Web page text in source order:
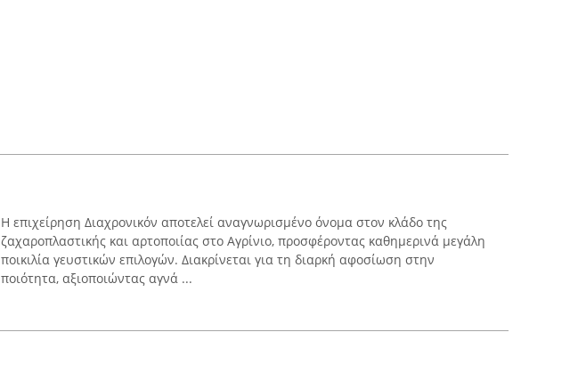
Η επιχείρηση Διαχρονικόν αποτελεί αναγνωρισμένο όνομα στον κλάδο της
ζαχαροπλαστικής και αρτοποιίας στο Αγρίνιο, προσφέροντας καθημερινά μεγάλη
ποικιλία γευστικών επιλογών. Διακρίνεται για τη διαρκή αφοσίωση στην
ποιότητα, αξιοποιώντας αγνά ...